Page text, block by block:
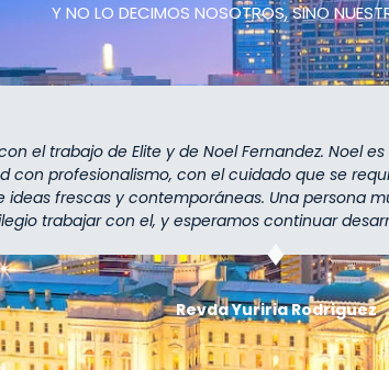
Y NO LO DECIMOS NOSOTROS, SINO
el trabajo de Elite y de Noel Fernandez. Noel
con profesionalismo, con el cuidado que se
frescas y contemporáneas. Una persona
trabajar con el, y esperamos continuar
⁠Revda Yuriria Rodriguez